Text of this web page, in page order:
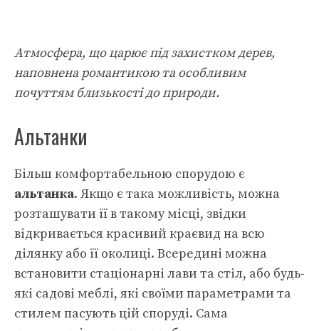
Атмосфера, що царює під захистком дерев,
наповнена романтикою та особливим
почуттям близькості до природи.
Альтанки
Більш комфортабельною спорудою є
альтанка. Якщо є така можливість, можна
розташувати її в такому місці, звідки
відкривається красивий краєвид на всю
ділянку або її околиці. Всередині можна
встановити стаціонарні лави та стіл, або будь-
які садові меблі, які своїми параметрами та
стилем пасують цій споруді. Сама